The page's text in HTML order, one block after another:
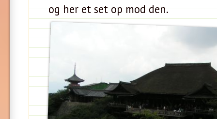
og her et set op mod den.